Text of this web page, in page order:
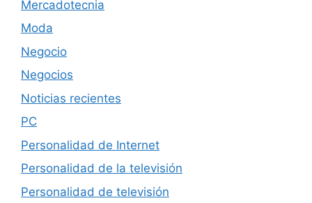
Mercadotecnia
Moda
Negocio
Negocios
Noticias recientes
PC
Personalidad de Internet
Personalidad de la televisión
Personalidad de televisión